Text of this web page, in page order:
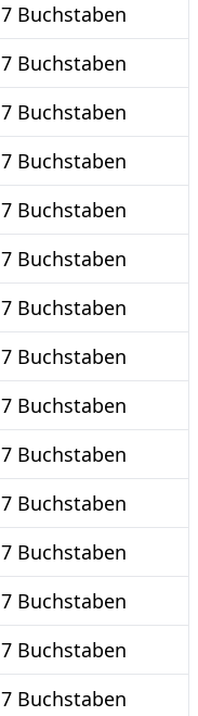
7 Buchstaben
7 Buchstaben
7 Buchstaben
7 Buchstaben
7 Buchstaben
7 Buchstaben
7 Buchstaben
7 Buchstaben
7 Buchstaben
7 Buchstaben
7 Buchstaben
7 Buchstaben
7 Buchstaben
7 Buchstaben
7 Buchstaben